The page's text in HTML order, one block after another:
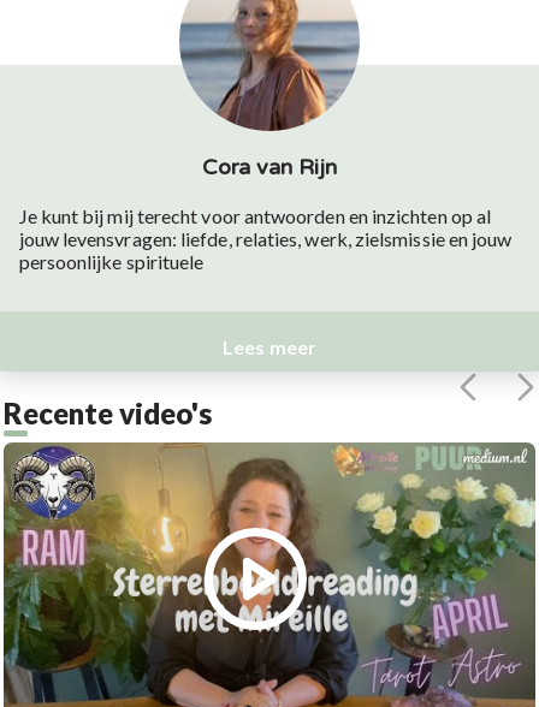
Cora van Rijn
Je kunt bij mij terecht voor antwoorden en inzichten op al
jouw levensvragen: liefde, relaties, werk, zielsmissie en jouw
persoonlijke spirituele
Lees meer
Recente video's